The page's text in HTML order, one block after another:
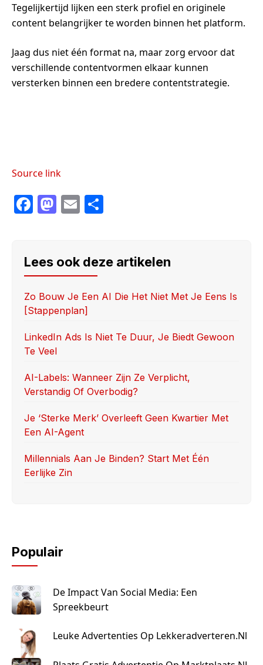
Tegelijkertijd lijken een sterk profiel en originele
content belangrijker te worden binnen het platform.
Jaag dus niet één format na, maar zorg ervoor dat
verschillende contentvormen elkaar kunnen
versterken binnen een bredere contentstrategie.
Source link
F
e
b
o
o
k
M
o
d
o
n
E
e
Lees ook deze artikelen
Zo Bouw Je Een AI Die Het Niet Met Je Eens Is
[stappenplan]
LinkedIn Ads Is Niet Te Duur, Je Biedt Gewoon
Te Veel
AI-Labels: Wanneer Zijn Ze Verplicht,
Verstandig Of Overbodig?
Je ‘sterke Merk’ Overleeft Geen Kwartier Met
Een AI-Agent
Millennials Aan Je Binden? Start Met Één
Eerlijke Zin
Populair
De Impact Van Social Media: Een
Spreekbeurt
Leuke Advertenties Op Lekkeradverteren.nl